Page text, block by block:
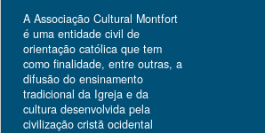
A Associação Cultural Montfort
é uma entidade civil de
orientação católica que tem
como finalidade, entre outras, a
difusão do ensinamento
tradicional da Igreja e da
cultura desenvolvida pela
civilização cristã ocidental